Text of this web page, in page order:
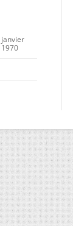
janvier
1970